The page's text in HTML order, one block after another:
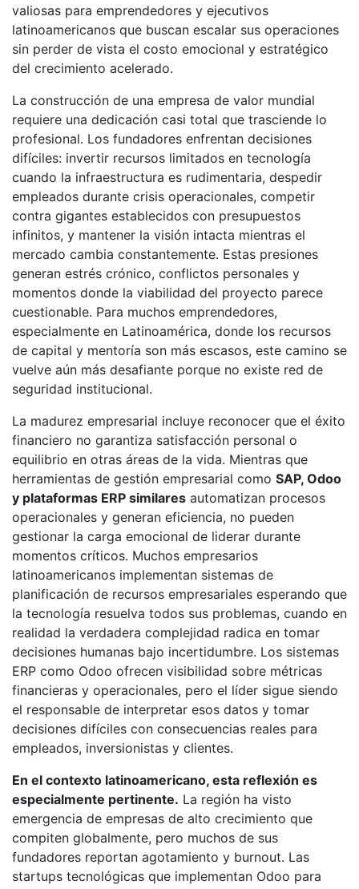
valiosas para emprendedores y ejecutivos
latinoamericanos que buscan escalar sus operaciones
sin perder de vista el costo emocional y estratégico
del crecimiento acelerado.
La construcción de una empresa de valor mundial
requiere una dedicación casi total que trasciende lo
profesional. Los fundadores enfrentan decisiones
difíciles: invertir recursos limitados en tecnología
cuando la infraestructura es rudimentaria, despedir
empleados durante crisis operacionales, competir
contra gigantes establecidos con presupuestos
infinitos, y mantener la visión intacta mientras el
mercado cambia constantemente. Estas presiones
generan estrés crónico, conflictos personales y
momentos donde la viabilidad del proyecto parece
cuestionable. Para muchos emprendedores,
especialmente en Latinoamérica, donde los recursos
de capital y mentoría son más escasos, este camino se
vuelve aún más desafiante porque no existe red de
seguridad institucional.
La madurez empresarial incluye reconocer que el éxito
financiero no garantiza satisfacción personal o
equilibrio en otras áreas de la vida. Mientras que
herramientas de gestión empresarial como SAP, Odoo
y plataformas ERP similares automatizan procesos
operacionales y generan eficiencia, no pueden
gestionar la carga emocional de liderar durante
momentos críticos. Muchos empresarios
latinoamericanos implementan sistemas de
planificación de recursos empresariales esperando que
la tecnología resuelva todos sus problemas, cuando en
realidad la verdadera complejidad radica en tomar
decisiones humanas bajo incertidumbre. Los sistemas
ERP como Odoo ofrecen visibilidad sobre métricas
financieras y operacionales, pero el líder sigue siendo
el responsable de interpretar esos datos y tomar
decisiones difíciles con consecuencias reales para
empleados, inversionistas y clientes.
En el contexto latinoamericano, esta reflexión es
especialmente pertinente. La región ha visto
emergencia de empresas de alto crecimiento que
compiten globalmente, pero muchos de sus
fundadores reportan agotamiento y burnout. Las
startups tecnológicas que implementan Odoo para